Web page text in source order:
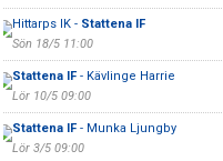
Hittarps IK - Stattena IF
Sön 18/5 11:00
Stattena IF- Kävlinge Harrie
Lör 10/5 09:00
Stattena IF- Munka Ljungby
Lör 3/5 09:00